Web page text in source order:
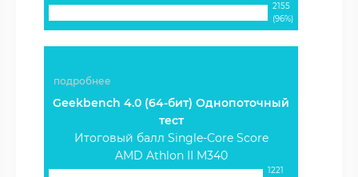
2155
(96%)
подробнее
Geekbench 4.0 (64-бит) Однопоточный
тест
Итоговый балл Single-Core Score
AMD Athlon II M340
1221